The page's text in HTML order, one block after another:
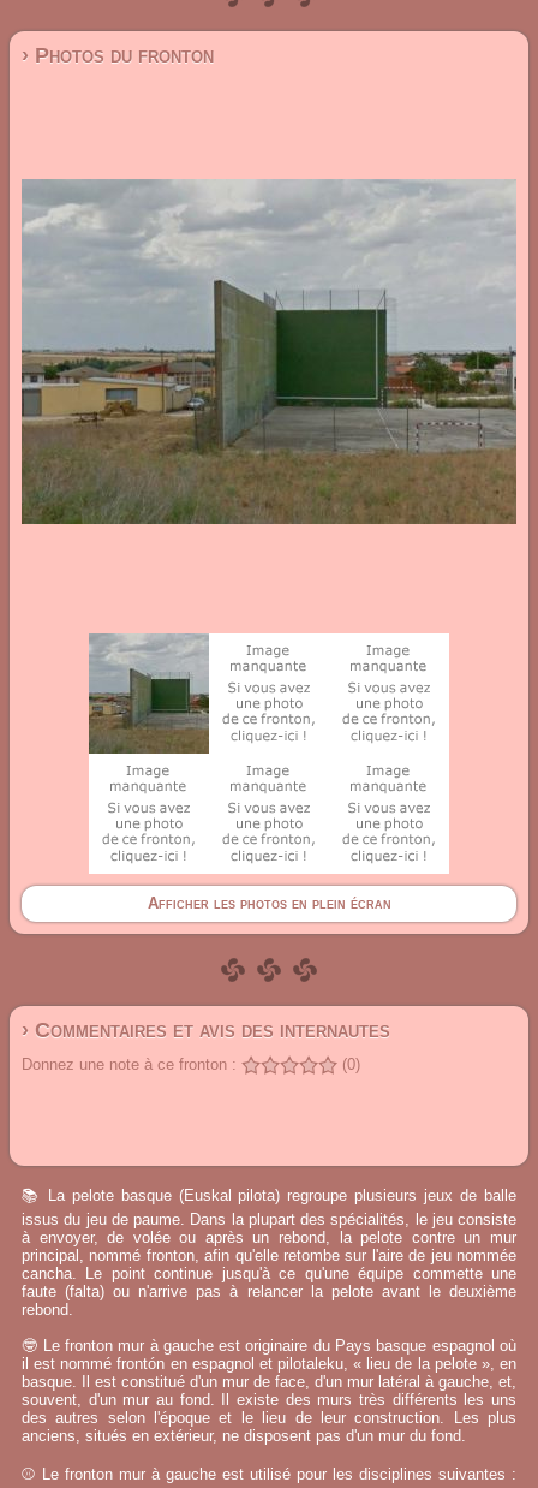
› Photos du fronton
Afficher les photos en plein écran
› Commentaires et avis des internautes
Donnez une note à ce fronton : (0)
📚 La pelote basque (Euskal pilota) regroupe plusieurs jeux de balle
issus du jeu de paume. Dans la plupart des spécialités, le jeu consiste
à envoyer, de volée ou après un rebond, la pelote contre un mur
principal, nommé fronton, afin qu'elle retombe sur l'aire de jeu nommée
cancha. Le point continue jusqu'à ce qu'une équipe commette une
faute (falta) ou n'arrive pas à relancer la pelote avant le deuxième
rebond.
🤓 Le fronton mur à gauche est originaire du Pays basque espagnol où
il est nommé frontón en espagnol et pilotaleku, « lieu de la pelote », en
basque. Il est constitué d'un mur de face, d'un mur latéral à gauche, et,
souvent, d'un mur au fond. Il existe des murs très différents les uns
des autres selon l'époque et le lieu de leur construction. Les plus
anciens, situés en extérieur, ne disposent pas d'un mur du fond.
⚾ Le fronton mur à gauche est utilisé pour les disciplines suivantes :